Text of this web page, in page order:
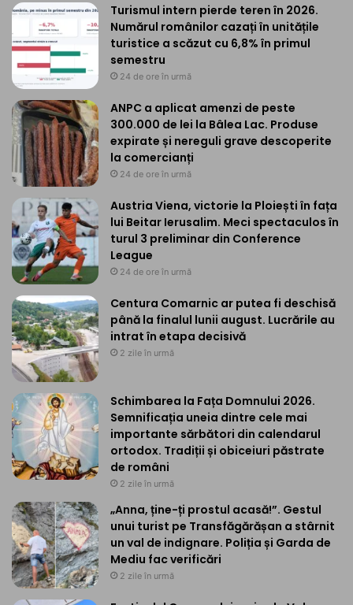
Turismul intern pierde teren în 2026.
Numărul românilor cazați în unitățile
turistice a scăzut cu 6,8% în primul
semestru
24 de ore în urmă
ANPC a aplicat amenzi de peste
300.000 de lei la Bâlea Lac. Produse
expirate și nereguli grave descoperite
la comercianți
24 de ore în urmă
Austria Viena, victorie la Ploiești în fața
lui Beitar Ierusalim. Meci spectaculos în
turul 3 preliminar din Conference
League
24 de ore în urmă
Centura Comarnic ar putea fi deschisă
până la finalul lunii august. Lucrările au
intrat în etapa decisivă
2 zile în urmă
Schimbarea la Fața Domnului 2026.
Semnificația uneia dintre cele mai
importante sărbători din calendarul
ortodox. Tradiții și obiceiuri păstrate
de români
2 zile în urmă
„Anna, ține-ți prostul acasă!”. Gestul
unui turist pe Transfăgărășan a stârnit
un val de indignare. Poliția și Garda de
Mediu fac verificări
2 zile în urmă